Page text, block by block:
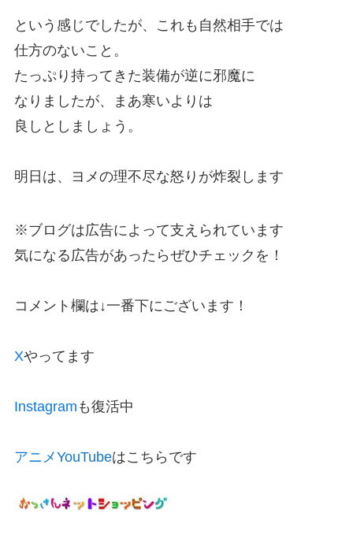
という感じでしたが、これも自然相手では
仕方のないこと。
たっぷり持ってきた装備が逆に邪魔に
なりましたが、まあ寒いよりは
良しとしましょう。
明日は、ヨメの理不尽な怒りが炸裂します
※ブログは広告によって支えられています
気になる広告があったらぜひチェックを！
コメント欄は↓一番下にございます！
Xやってます
Instagram も復活中
アニメYouTubeはこちらです